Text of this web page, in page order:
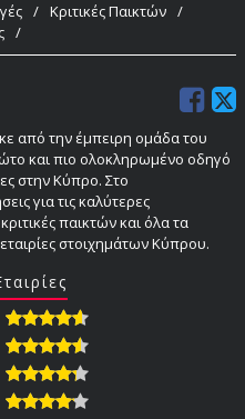
/ Κριτικές Παικτών /
/
από την έμπειρη ομάδα του
και πιο ολοκληρωμένο οδηγό
στην Κύπρο. Στο
για τις καλύτερες
παικτών και όλα τα
στοιχημάτων Κύπρου.